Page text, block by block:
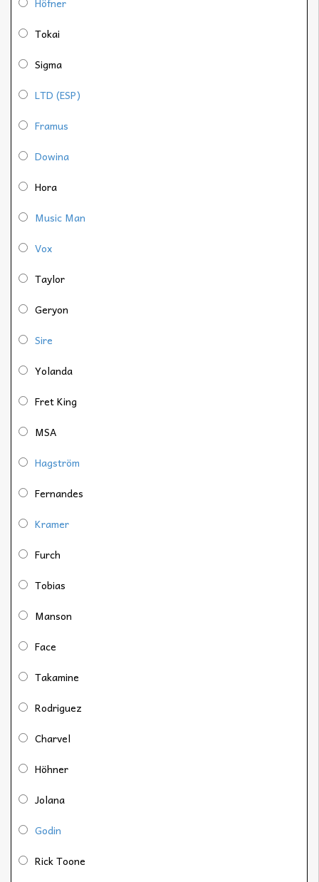
Tokai
Sigma
LTD (ESP)
Framus
Dowina
Hora
Music Man
Vox
Taylor
Geryon
Sire
Yolanda
Fret King
MSA
Hagström
Fernandes
Kramer
Furch
Tobias
Manson
Face
Takamine
Rodriguez
Charvel
Höhner
Jolana
Godin
Rick Toone